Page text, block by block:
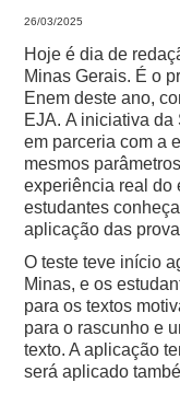
26/03/2025
Hoje é dia de
Minas Gerais. É o
Enem deste ano,
EJA.A iniciativa da
em parceria com a
mesmos
experiência real do
estudantes
aplicação das
O teste teve início
Minas, e os
para os textos
para o rascunho e
texto. A aplicação
será aplicado